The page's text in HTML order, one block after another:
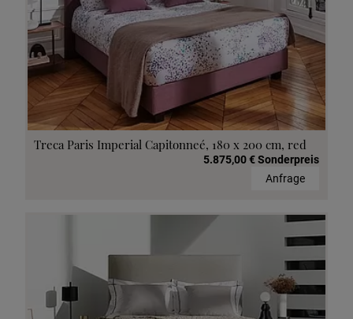
Treca Paris Imperial Capitonneé, 180 x 200 cm, red
5.875,00 € Sonderpreis
Anfrage